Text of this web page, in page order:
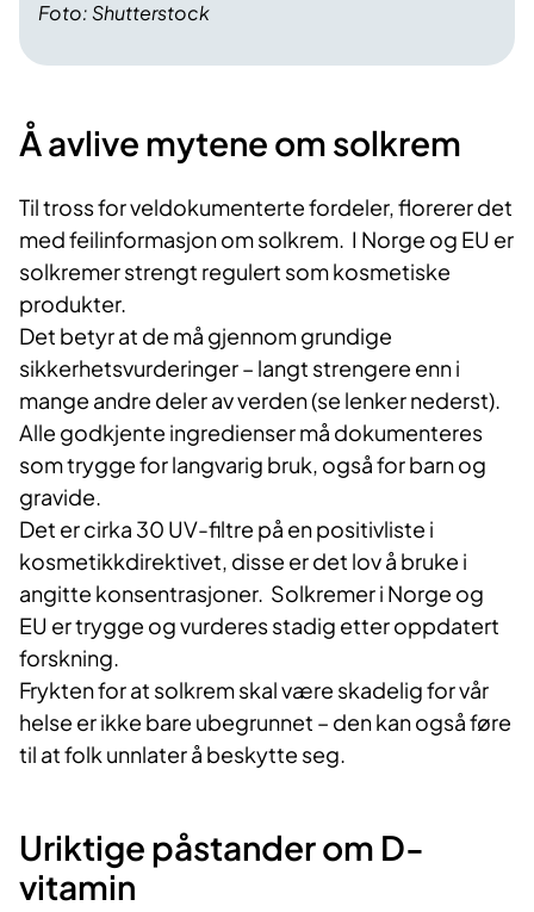
Foto: Shutterstock
Å avlive mytene om solkrem
Til tross for veldokumenterte fordeler, florerer det
med feilinformasjon om solkrem. I Norge og EU er
solkremer strengt regulert som kosmetiske
produkter.
Det betyr at de må gjennom grundige
sikkerhetsvurderinger – langt strengere enn i
mange andre deler av verden (se lenker nederst).
Alle godkjente ingredienser må dokumenteres
som trygge for langvarig bruk, også for barn og
gravide.
Det er cirka 30 UV-filtre på en positivliste i
kosmetikkdirektivet, disse er det lov å bruke i
angitte konsentrasjoner. Solkremer i Norge og
EU er trygge og vurderes stadig etter oppdatert
forskning.
Frykten for at solkrem skal være skadelig for vår
helse er ikke bare ubegrunnet – den kan også føre
til at folk unnlater å beskytte seg.
Uriktige påstander om D-
vitamin